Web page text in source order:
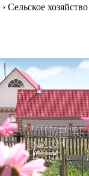
› Сельское хозяйство